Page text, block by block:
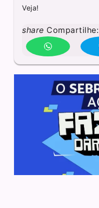
Veja!
share Compartilhe: